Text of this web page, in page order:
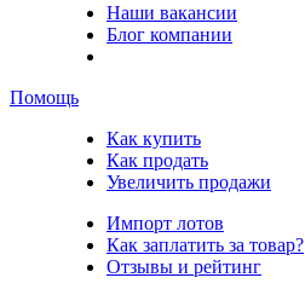
Наши вакансии
Блог компании
Помощь
Как купить
Как продать
Увеличить продажи
Импорт лотов
Как заплатить за товар?
Отзывы и рейтинг